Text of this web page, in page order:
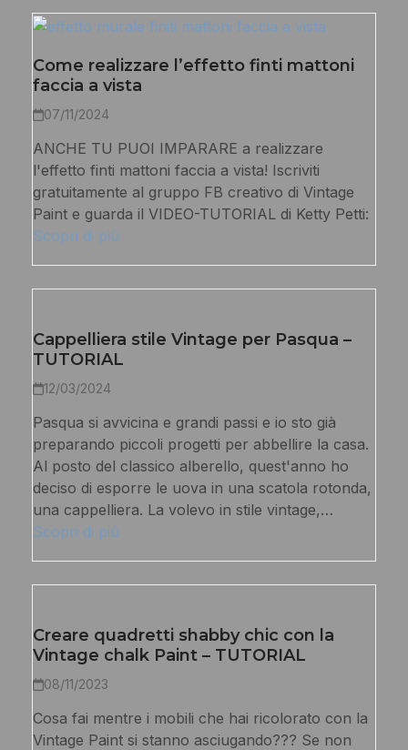
Come realizzare l’effetto finti mattoni
faccia a vista
07/11/2024
ANCHE TU PUOI IMPARARE a realizzare
l'effetto finti mattoni faccia a vista! Iscriviti
gratuitamente al gruppo FB creativo di Vintage
Paint e guarda il VIDEO-TUTORIAL di Ketty Petti:
Scopri di più
Cappelliera stile Vintage per Pasqua –
TUTORIAL
12/03/2024
Pasqua si avvicina e grandi passi e io sto già
preparando piccoli progetti per abbellire la casa.
Al posto del classico alberello, quest'anno ho
deciso di esporre le uova in una scatola rotonda,
una cappelliera. La volevo in stile vintage,…
Scopri di più
Creare quadretti shabby chic con la
Vintage chalk Paint – TUTORIAL
08/11/2023
Cosa fai mentre i mobili che hai ricolorato con la
Vintage Paint si stanno asciugando??? Se non